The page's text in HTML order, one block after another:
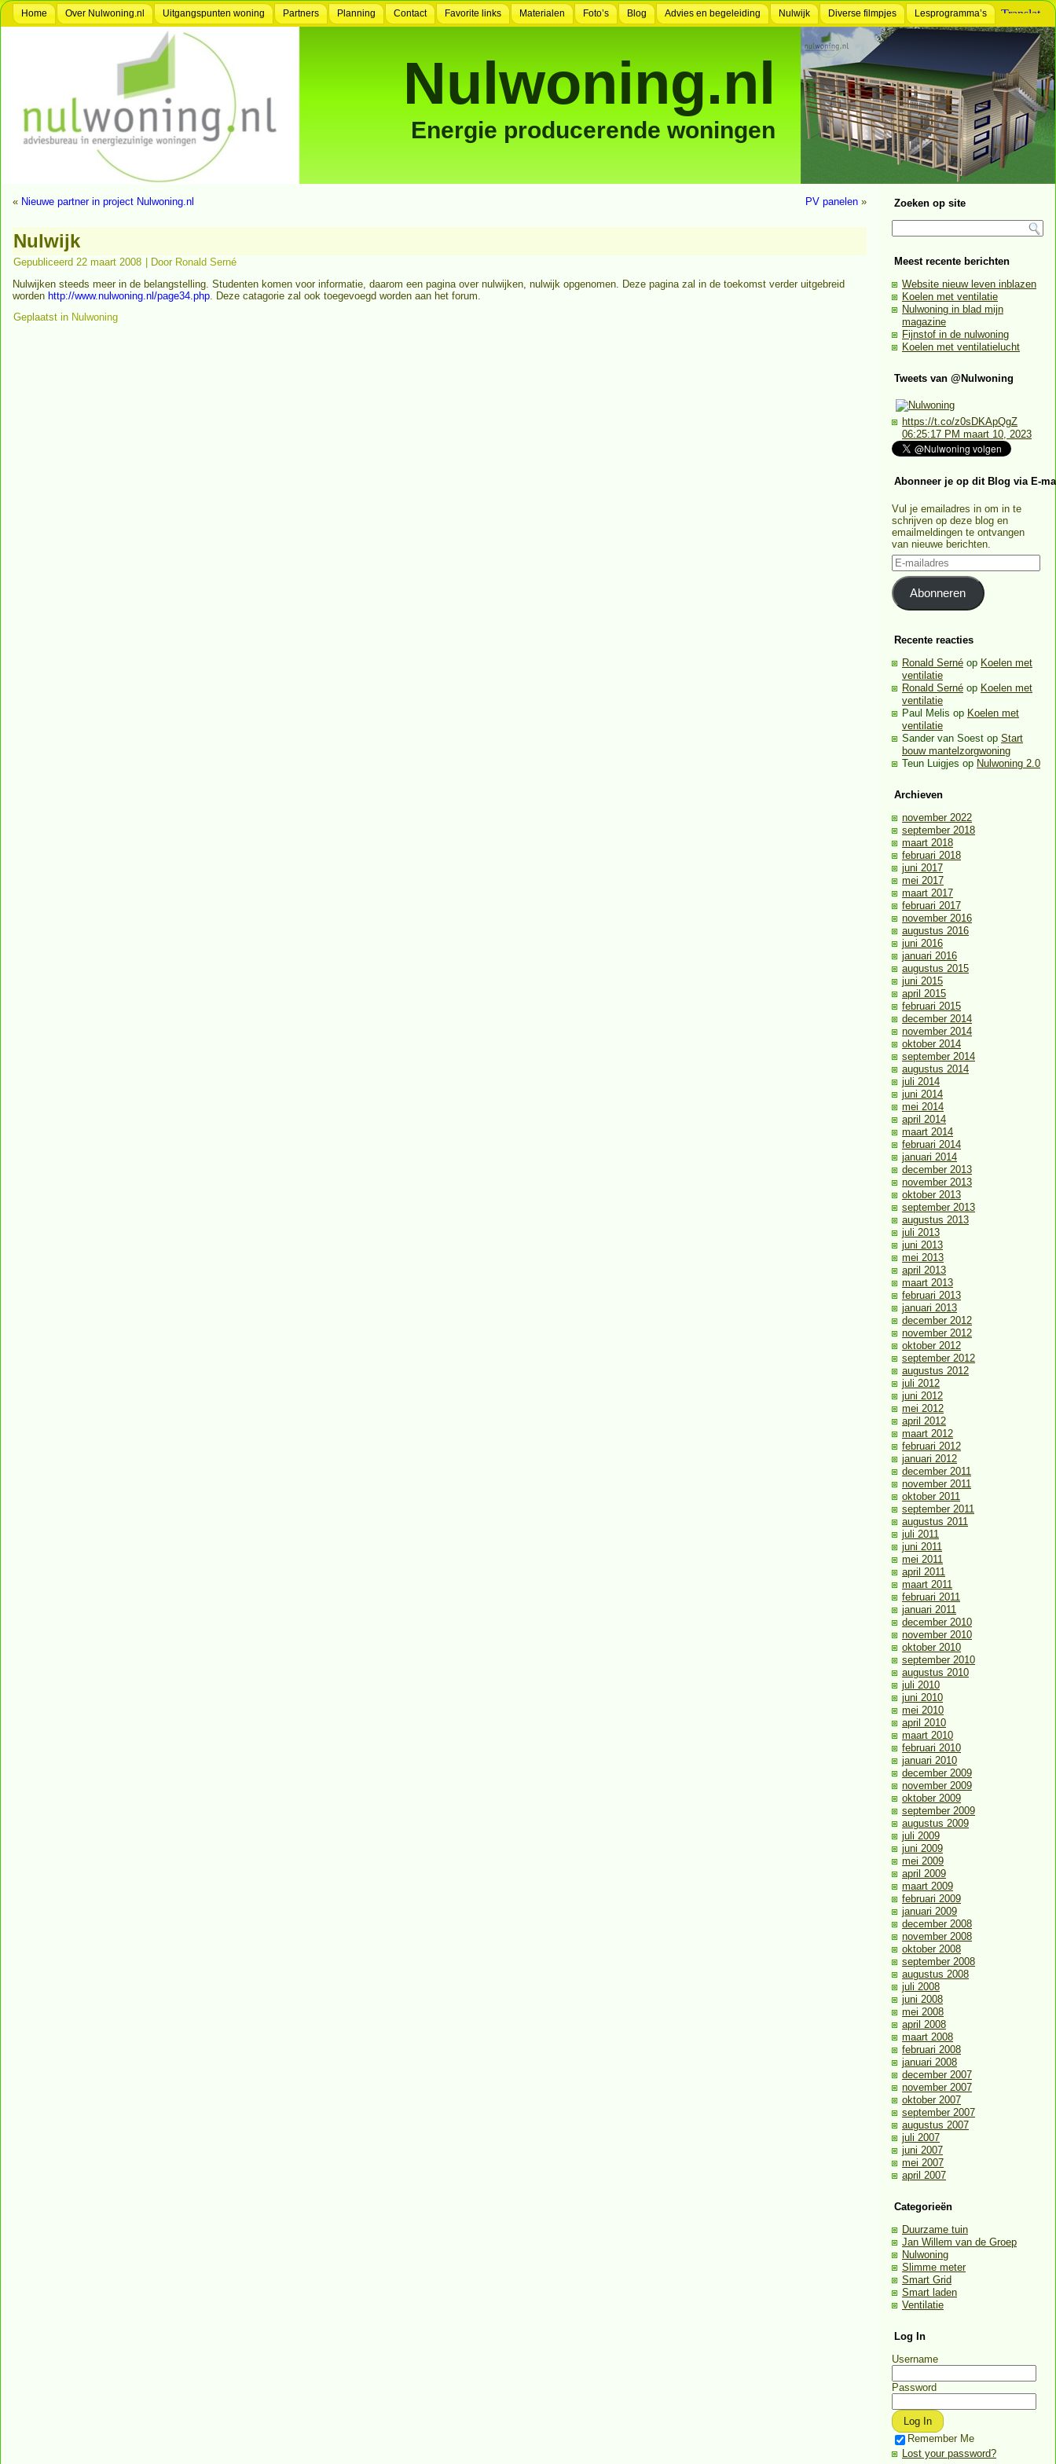
Home Over Nulwoning.nl Uitgangspunten woning Partners Planning Contact Favorite links Materialen Foto’s Blog Advies en begeleiding Nulwijk Diverse filmpjes Lesprogramma’s
Nulwoning.nl
Energie producerende woningen
« Nieuwe partner in project Nulwoning.nl PV panelen »
Nulwijk
Gepubliceerd 22 maart 2008 Door Ronald Serné
Nulwijken steeds meer in de belangstelling. Studenten komen voor informatie, daarom een pagina over nulwijken, nulwijk opgenomen. Deze pagina zal in de toekomst verder uitgebreid
worden http://www.nulwoning.nl/page34.php. Deze catagorie zal ook toegevoegd worden aan het forum.
Geplaatst in Nulwoning
Zoeken op site
Meest recente berichten
Website nieuw leven inblazen
Koelen met ventilatie
Nulwoning in blad mijn
magazine
Fijnstof in de nulwoning
Koelen met ventilatielucht
Tweets van @Nulwoning
https://t.co/z0sDKApQgZ
06:25:17 PM maart 10, 2023
Abonneer je op dit Blog via E-
Vul je emailadres in om in te
schrijven op deze blog en
emailmeldingen te ontvangen
van nieuwe berichten.
E-
mailadres
Abonneren
Recente reacties
Ronald Serné op Koelen met
ventilatie
Ronald Serné op Koelen met
ventilatie
Paul Melis op Koelen met
ventilatie
Sander van Soest op Start
bouw mantelzorgwoning
Teun Luigjes op Nulwoning 2.0
Archieven
november 2022
september 2018
maart 2018
februari 2018
juni 2017
mei 2017
maart 2017
februari 2017
november 2016
augustus 2016
juni 2016
januari 2016
augustus 2015
juni 2015
april 2015
februari 2015
december 2014
november 2014
oktober 2014
september 2014
augustus 2014
juli 2014
juni 2014
mei 2014
april 2014
maart 2014
februari 2014
januari 2014
december 2013
november 2013
oktober 2013
september 2013
augustus 2013
juli 2013
juni 2013
mei 2013
april 2013
maart 2013
februari 2013
januari 2013
december 2012
november 2012
oktober 2012
september 2012
augustus 2012
juli 2012
juni 2012
mei 2012
april 2012
maart 2012
februari 2012
januari 2012
december 2011
november 2011
oktober 2011
september 2011
augustus 2011
juli 2011
juni 2011
mei 2011
april 2011
maart 2011
februari 2011
januari 2011
december 2010
november 2010
oktober 2010
september 2010
augustus 2010
juli 2010
juni 2010
mei 2010
april 2010
maart 2010
februari 2010
januari 2010
december 2009
november 2009
oktober 2009
september 2009
augustus 2009
juli 2009
juni 2009
mei 2009
april 2009
maart 2009
februari 2009
januari 2009
december 2008
november 2008
oktober 2008
september 2008
augustus 2008
juli 2008
juni 2008
mei 2008
april 2008
maart 2008
februari 2008
januari 2008
december 2007
november 2007
oktober 2007
september 2007
augustus 2007
juli 2007
juni 2007
mei 2007
april 2007
Categorieën
Duurzame tuin
Jan Willem van de Groep
Nulwoning
Slimme meter
Smart Grid
Smart laden
Ventilatie
Log In
Username
Password
Remember Me
Lost your password?